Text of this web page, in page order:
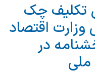
تکلیف چک
اقتصاد
در